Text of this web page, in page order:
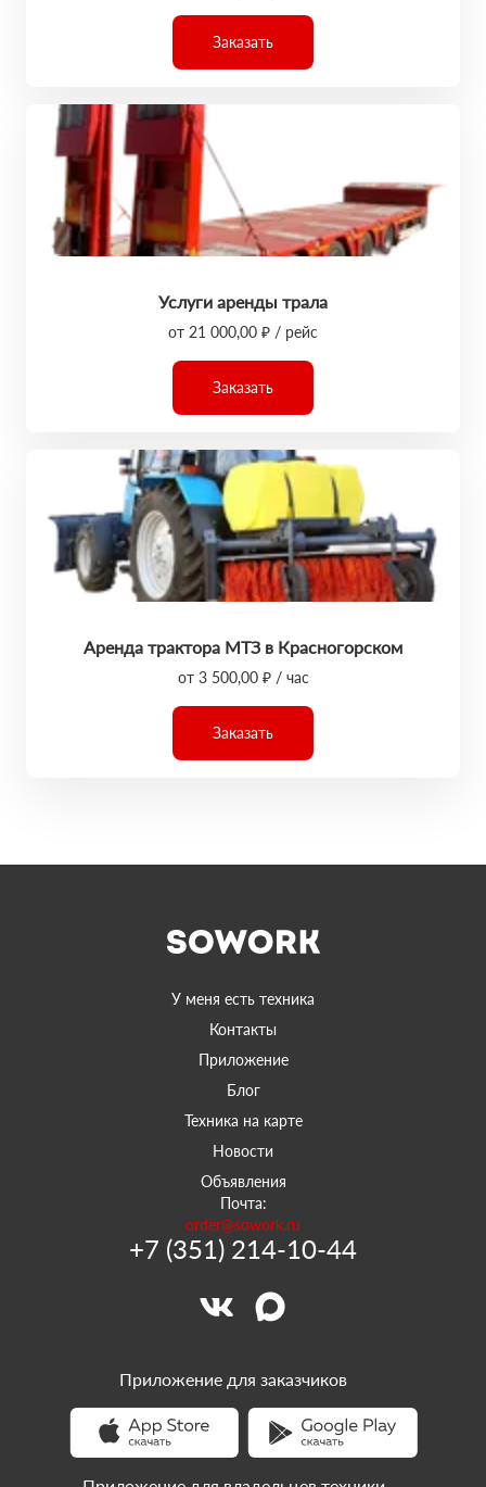
Заказать
Услуги аренды трала
от 21 000,00 ₽ / рейс
Заказать
Аренда трактора МТЗ в Красногорском
от 3 500,00 ₽ / час
Заказать
У меня есть техника
Контакты
Приложение
Блог
Техника на карте
Новости
Объявления
Почта:
order@sowork.ru
+7 (351) 214-10-44
Приложение для заказчиков